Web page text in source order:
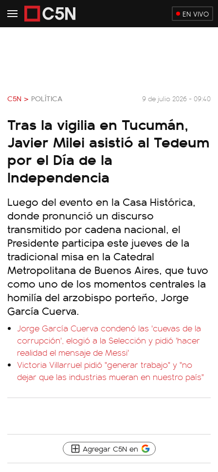
EN VIVO
C5N > POLÍTICA 9 de julio 2026 - 09:40
Tras la vigilia en Tucumán,
Javier Milei asistió al Tedeum
por el Día de la
Independencia
Luego del evento en la Casa Histórica,
donde pronunció un discurso
transmitido por cadena nacional, el
Presidente participa este jueves de la
tradicional misa en la Catedral
Metropolitana de Buenos Aires, que tuvo
como uno de los momentos centrales la
homilía del arzobispo porteño, Jorge
García Cuerva.
Jorge García Cuerva condenó las 'cuevas de la
corrupción', elogió a la Selección y pidió 'hacer
realidad el mensaje de Messi'
Victoria Villarruel pidió "generar trabajo" y "no
dejar que las industrias mueran en nuestro país"
Agregar C5N en